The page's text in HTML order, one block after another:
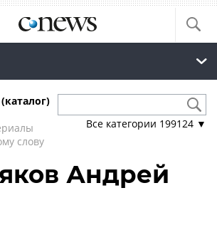
слову
Все категории 199124 ▼
Андрей